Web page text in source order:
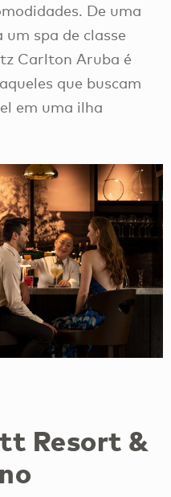
De uma
spa de classe
Carlton Aruba é
que buscam
em uma ilha
Resort &